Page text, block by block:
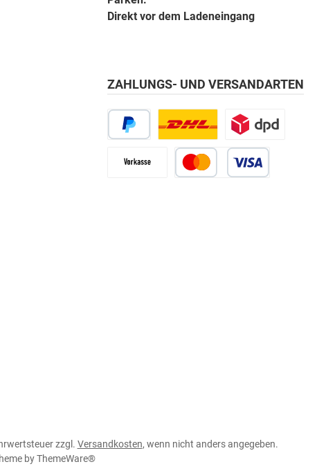
Direkt vor dem Ladeneingang
ZAHLUNGS- UND VERSANDARTEN
zzgl. Versandkosten, wenn nicht anders angegeben.
byThemeWare®